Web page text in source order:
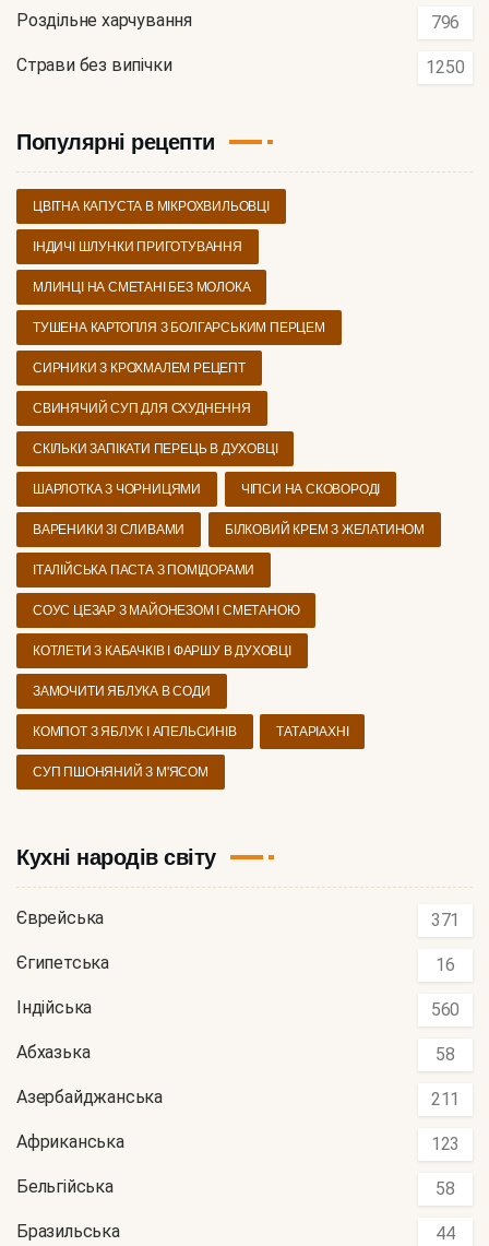
Роздільне харчування 796
Страви без випічки 1250
Популярні рецепти
ЦВІТНА КАПУСТА В МІКРОХВИЛЬОВЦІ
ІНДИЧІ ШЛУНКИ ПРИГОТУВАННЯ
МЛИНЦІ НА СМЕТАНІ БЕЗ МОЛОКА
ТУШЕНА КАРТОПЛЯ З БОЛГАРСЬКИМ ПЕРЦЕМ
СИРНИКИ З КРОХМАЛЕМ РЕЦЕПТ
СВИНЯЧИЙ СУП ДЛЯ СХУДНЕННЯ
СКІЛЬКИ ЗАПІКАТИ ПЕРЕЦЬ В ДУХОВЦІ
ШАРЛОТКА З ЧОРНИЦЯМИ ЧІПСИ НА СКОВОРОДІ
ВАРЕНИКИ ЗІ СЛИВАМИ БІЛКОВИЙ КРЕМ З ЖЕЛАТИНОМ
ІТАЛІЙСЬКА ПАСТА З ПОМІДОРАМИ
СОУС ЦЕЗАР З МАЙОНЕЗОМ І СМЕТАНОЮ
КОТЛЕТИ З КАБАЧКІВ І ФАРШУ В ДУХОВЦІ
ЗАМОЧИТИ ЯБЛУКА В СОДИ
КОМПОТ З ЯБЛУК І АПЕЛЬСИНІВ ТАТАРІАХНІ
СУП ПШОНЯНИЙ З М'ЯСОМ
Кухні народів світу
Єврейська 371
Єгипетська 16
Індійська 560
Абхазька 58
Азербайджанська 211
Африканська 123
Бельгійська 58
Бразильська 44